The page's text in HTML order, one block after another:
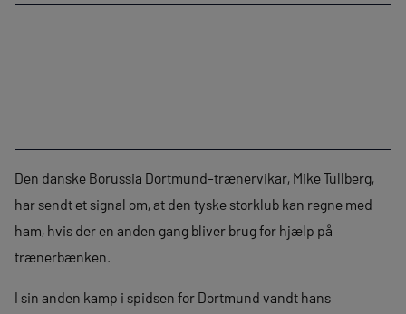
Den danske Borussia Dortmund-trænervikar, Mike Tullberg,
har sendt et signal om, at den tyske storklub kan regne med
ham, hvis der en anden gang bliver brug for hjælp på
trænerbænken.
I sin anden kamp i spidsen for Dortmund vandt hans